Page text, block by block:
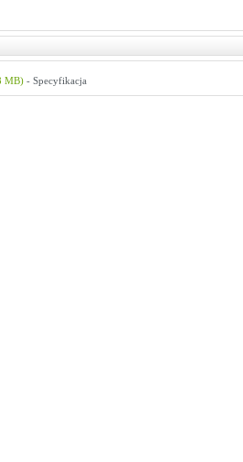
MB) - Specyfikacja